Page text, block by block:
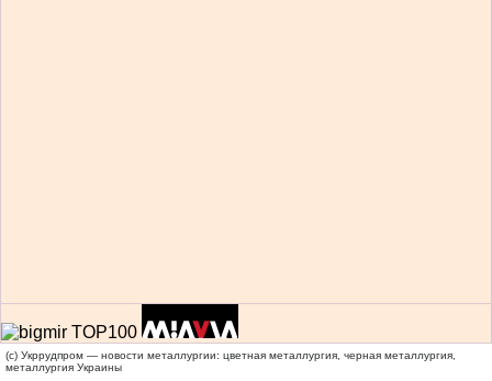
(c) Укррудпром — новости металлургии: цветная металлургия, черная металлургия,
металлургия Украины